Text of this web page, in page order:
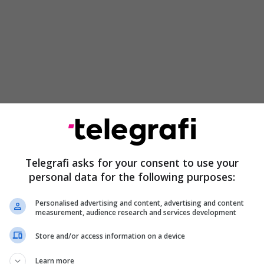
prapa në kohë", i tha ai France TV. "Është si një
kthen në një botë para-dixhitale".
se presidenti francez Emmanuel Macron kishte
duke kërkuar heqjen e sanksioneve, por
ende nuk kishin dhënë përgjigje pozitive.
Telegrafi asks for your consent to use your
personal data for the following purposes:
Personalised advertising and content, advertising and content
measurement, audience research and services development
Store and/or access information on a device
Learn more